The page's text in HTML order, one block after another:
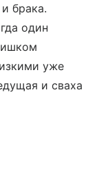
брака.
один
уже
и сваха